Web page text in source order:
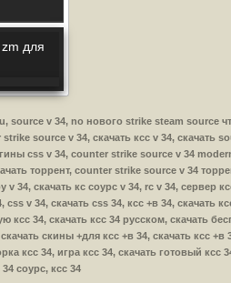
для
source v 34, no нового strike steam source
strike source v 34, скачать ксс v 34,
css v 34, counter strike source v 34
торрент, counter strike source v 34
v 34, скачать кс соурс v 34, rc v 34, сервер
v 34, скачать css 34, ксс +в 34, скачать
ксс 34, скачать ксс 34 русском, скачать
скины +для ксс +в 34, скачать ксс +в
ксс 34, игра ксс 34, скачать готовый ксс
соурс, ксс 34